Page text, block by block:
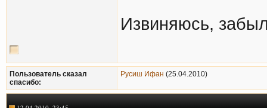
Извиняюсь,
Пользователь сказал
cпасибо:
Русиш Ифан (25.04.2010)